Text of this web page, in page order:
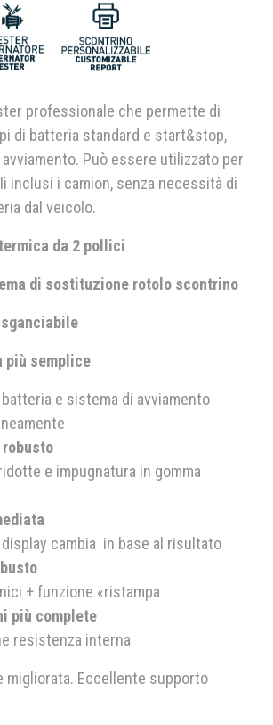
professionale che permette di
di batteria standard e start&stop,
Può essere utilizzato per
inclusi i camion, senza necessità di
dal veicolo.
da 2 pollici
di sostituzione rotolo scontrino
più semplice
e sistema di avviamento
robusto
e impugnatura in gomma
cambia in base al risultato
+ funzione «ristampa
più complete
resistenza interna
migliorata. Eccellente supporto